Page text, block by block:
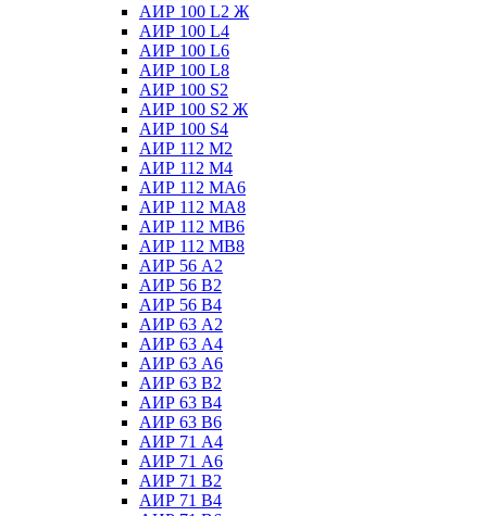
АИР 100 L2 Ж
АИР 100 L4
АИР 100 L6
АИР 100 L8
АИР 100 S2
АИР 100 S2 Ж
АИР 100 S4
АИР 112 М2
АИР 112 М4
АИР 112 МА6
АИР 112 МА8
АИР 112 МВ6
АИР 112 МВ8
АИР 56 А2
АИР 56 В2
АИР 56 В4
АИР 63 А2
АИР 63 А4
АИР 63 А6
АИР 63 В2
АИР 63 В4
АИР 63 В6
АИР 71 А4
АИР 71 А6
АИР 71 В2
АИР 71 В4